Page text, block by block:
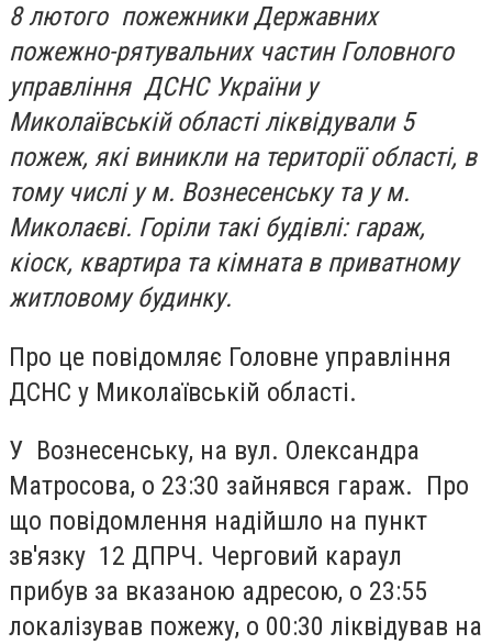
8 лютого пожежники Державних
пожежно-рятувальних частин Головного
управління ДСНС України у
Миколаївській області ліквідували 5
пожеж, які виникли на території області, в
тому числі у м. Вознесенську та у м.
Миколаєві. Горіли такі будівлі: гараж,
кіоск, квартира та кімната в приватному
житловому будинку.
Про це повідомляє Головне управління
ДСНС у Миколаївській області.
У Вознесенську, на вул. Олександра
Матросова, о 23:30 зайнявся гараж. Про
що повідомлення надійшло на пункт
зв'язку 12 ДПРЧ. Черговий караул
прибув за вказаною адресою, о 23:55
локалізував пожежу, о 00:30 ліквідував на